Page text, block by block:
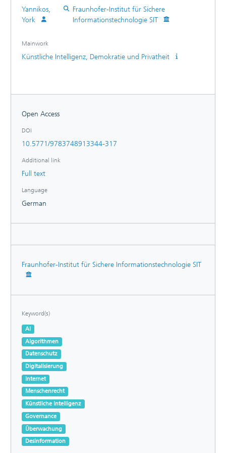
Yannikos,
York
Fraunhofer-Institut für Sichere
Informationstechnologie SIT
Mainwork
Künstliche Intelligenz, Demokratie und Privatheit
Open Access
DOI
10.5771/9783748913344-317
Additional link
Full text
Language
German
Fraunhofer-Institut für Sichere Informationstechnologie SIT
Keyword(s)
AI
Algorithmen
Datenschutz
Digitalisierung
Internet
Menschenrecht
Künstliche Intelligenz
Governance
Überwachung
Desinformation